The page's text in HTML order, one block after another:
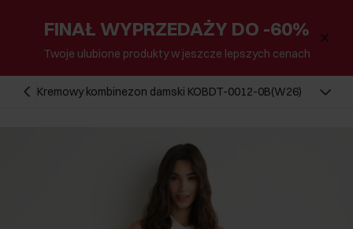
FINAŁ WYPRZEDAŻY DO -60%
Twoje ulubione produkty w jeszcze lepszych cenach
Kremowy kombinezon damski KOBDT-0012-0B(W26)